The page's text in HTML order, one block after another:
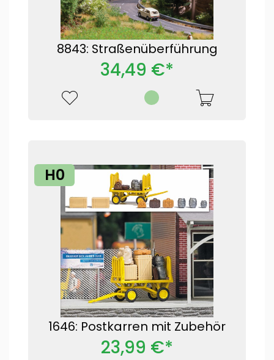
8843: Straßenüberführung
34,49 €*
H0
1646: Postkarren mit Zubehör
23,99 €*